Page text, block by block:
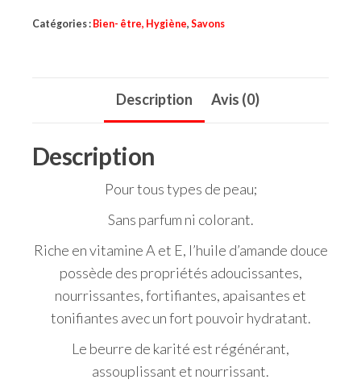
Douce
Catégories : Bien- être, Hygiène, Savons
Description Avis (0)
Description
Pour tous types de peau;
Sans parfum ni colorant.
Riche en vitamine A et E, l’huile d’amande douce
possède des propriétés adoucissantes,
nourrissantes, fortifiantes, apaisantes et
tonifiantes avec un fort pouvoir hydratant.
Le beurre de karité est régénérant,
assouplissant et nourrissant.